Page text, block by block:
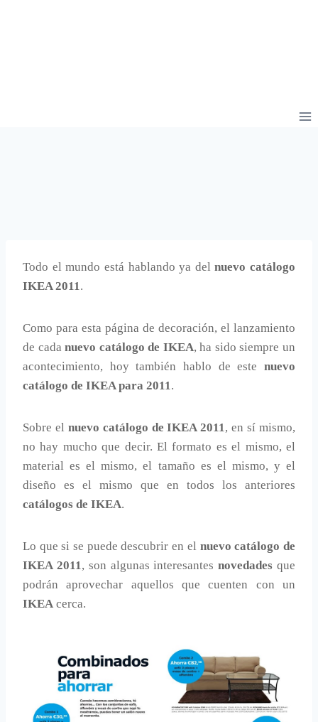
Todo el mundo está hablando ya delnuevo catálogo
IKEA 2011.
Como para esta página de decoración, el lanzamiento
de cadanuevo catálogo de IKEA, ha sido siempre un
acontecimiento, hoy también hablo de este nuevo
catálogo de IKEA para 2011.
Sobre el nuevo catálogo de IKEA 2011, en sí mismo,
no hay mucho que decir. El formato es el mismo, el
material es el mismo, el tamaño es el mismo, y el
diseño es el mismo que en todos los anteriores
catálogos de IKEA.
Lo que si se puede descubrir en el nuevo catálogo de
IKEA 2011, son algunas interesantesnovedades que
podrán aprovechar aquellos que cuenten con un
IKEA cerca.